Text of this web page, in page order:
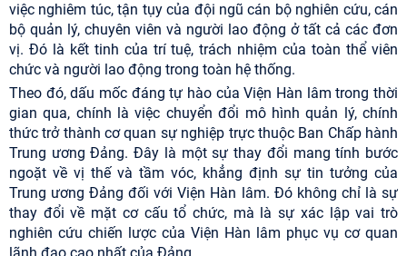
việc nghiêm túc, tận tụy của đội ngũ cán bộ nghiên cứu, cán
bộ quản lý, chuyên viên và người lao động ở tất cả các đơn
vị. Đó là kết tinh của trí tuệ, trách nhiệm của toàn thể viên
chức và người lao động trong toàn hệ thống.
Theo đó, dấu mốc đáng tự hào của Viện Hàn lâm trong thời
gian qua, chính là việc chuyển đổi mô hình quản lý, chính
thức trở thành cơ quan sự nghiệp trực thuộc Ban Chấp hành
Trung ương Đảng. Đây là một sự thay đổi mang tính bước
ngoặt về vị thế và tầm vóc, khẳng định sự tin tưởng của
Trung ương Đảng đối với Viện Hàn lâm. Đó không chỉ là sự
thay đổi về mặt cơ cấu tổ chức, mà là sự xác lập vai trò
nghiên cứu chiến lược của Viện Hàn lâm phục vụ cơ quan